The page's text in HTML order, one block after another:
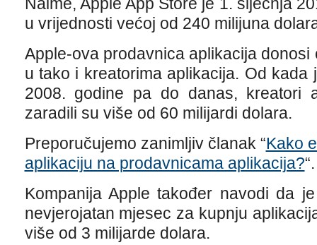
u vrijednosti većoj od 240 milijuna
Apple-ova prodavnica aplikacija
u tako i kreatorima aplikacija. Od kada
2008. godine pa do danas, kreatori
zaradili su više od 60 milijardi dolara.
Preporučujemo zanimljiv članak “Kako
aplikaciju na prodavnicama aplikacija?“.
Kompanija Apple također navodi da
nevjerojatan mjesec za kupnju
više od 3 milijarde dolara.